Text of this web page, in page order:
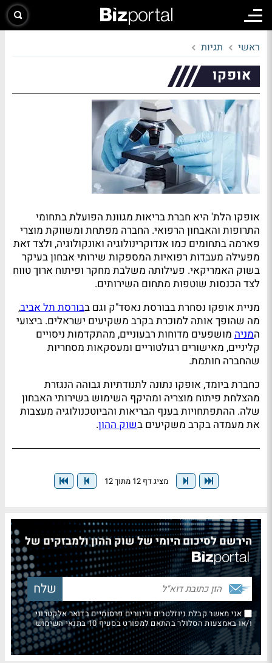
ראשי תגיות
אופקו
אופקו הלת' היא חברת בריאות מגוונת הפועלת בתחומי
התרופות והאבחון הרפואי. החברה מפתחת ומשווקת מוצרי
פארמה בתחומים כמו אנדוקרינולוגיה ואונקולוגיה, ולצד זאת
מפעילה מעבדות רפואיות המספקות שירותי אבחון בעיקר
בשוק האמריקאי. פעילותה משלבת מחקר ופיתוח ארוך טווח
לצד הכנסות שוטפות מתחום השירותים.
מניית אופקו נסחרת בבורסת נאסד"ק וגם בבורסת תל אביב,
מה שהופך אותה למוכרת בקרב משקיעים ישראלים. ביצועי
המניה מושפעים מדוחות רבעוניים, מהתקדמות ניסויים
קליניים, מאישורים רגולטוריים ומעסקאות מסחריות
שהחברה חותמת.
כחברת ביומד, אופקו נתונה לתנודתיות גבוהה הנגזרת
מהצלחת פיתוח מוצריה ומהיקף השימוש בשירותי האבחון
שלה. ההתפתחויות בענף הבריאות והביוטכנולוגיה מעצבות
את מעמדה בקרב משקיעים בשוק ההון.
מציג דף 12 מתוך 12
הירשם לסיכום היומי של שוק ההון ולמבזקים של
אני מאשר קבלת ניוזלטרים ודיוורים פרסומיים בדואר אלקטרוני
ו/או באמצעות הסלולר בהתאם למפורט בסעיף 10 בתנאי השימוש